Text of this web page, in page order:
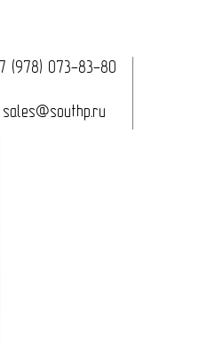
(978) 073-83-80
sales@southp.ru